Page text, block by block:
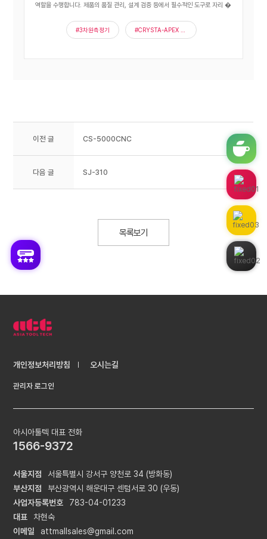
역할을 수행합니다. 제품의 품질 관리, 설계 검증 등에서 필수적인 도구로 자리 �
#3차원측정기
이전 글 CS-5000CNC
다음 글 SJ-310
목록보기
개인정보처리방침 오시는길
관리자 로그인
서울지점
서울특별시 강서구 양천로 34 (방화동)
부산지점
부산광역시 해운대구 센텀서로 30 (우동)
사업자등록번호
783-04-01233
대표
차현숙
이메일
attmallsales@gmail.com
아시아툴텍 대표 전화
1566-9372